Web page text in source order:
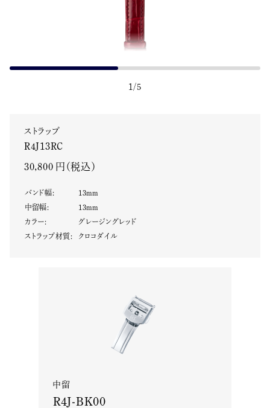
1 /5
ストラップ
R4J13RC
30,800 円（税込）
バンド幅: 13mm
中留幅: 13mm
カラー:
グレージングレッド
ストラップ材質: クロコダイル
中留
R4J-BK00